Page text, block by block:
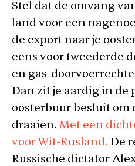
Stel dat de omvang
land voor een
de export naar je
eens voor tweederde
en gas-
Dan zit je aardig in de
oosterbuur besluit om
draaien. Met een
voor Wit-Rusland. De
Russische dictator